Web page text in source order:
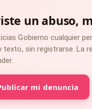
un abuso,
Gobierno cualquier
texto, sin registrarse. La
mi denuncia